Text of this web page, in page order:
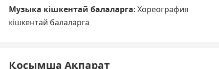
Музыка кішкентай балаларга: Хореография
кішкентай балаларга
Қосымша Ақпарат